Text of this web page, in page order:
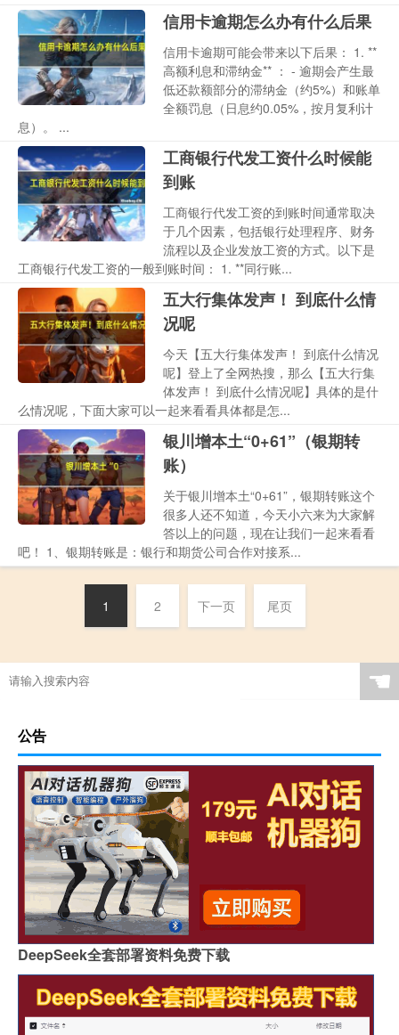
信用卡逾期怎么办有什么后果
信用卡逾期可能会带来以下后果： 1. **
高额利息和滞纳金** ： - 逾期会产生最
低还款额部分的滞纳金（约5%）和账单
全额罚息（日息约0.05%，按月复利计
息）。 ...
工商银行代发工资什么时候能
到账
工商银行代发工资的到账时间通常取决
于几个因素，包括银行处理程序、财务
流程以及企业发放工资的方式。以下是
工商银行代发工资的一般到账时间： 1. **同行账...
五大行集体发声！ 到底什么情
况呢
今天【五大行集体发声！ 到底什么情况
呢】登上了全网热搜，那么【五大行集
体发声！ 到底什么情况呢】具体的是什
么情况呢，下面大家可以一起来看看具体都是怎...
银川增本土“0+61”（银期转
账）
关于银川增本土“0+61”，银期转账这个
很多人还不知道，今天小六来为大家解
答以上的问题，现在让我们一起来看看
吧！ 1、银期转账是：银行和期货公司合作对接系...
1 2 下一页 尾页
☚
公告
DeepSeek全套部署资料免费下载